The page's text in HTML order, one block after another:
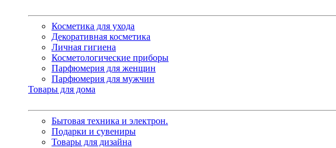
Косметика для ухода
Декоративная косметика
Личная гигиена
Косметологические приборы
Парфюмерия для женщин
Парфюмерия для мужчин
Товары для дома
Бытовая техника и электрон.
Подарки и сувениры
Товары для дизайна